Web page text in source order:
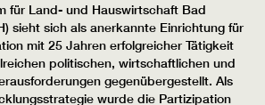
für Land- und Hauswirtschaft Bad
sieht sich als anerkannte Einrichtung für
mit 25 Jahren erfolgreicher Tätigkeit
politischen, wirtschaftlichen und
gegenübergestellt. Als
wurde die Partizipation